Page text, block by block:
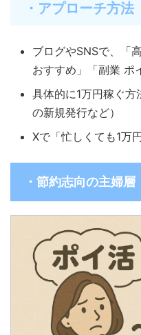
・アプローチ方法
ブログやSNSで、「
おすすめ」「副業 ポ
具体的に1万円稼ぐ
の新規発行など）
Xで「忙しくても1万
・節約志向の主婦層